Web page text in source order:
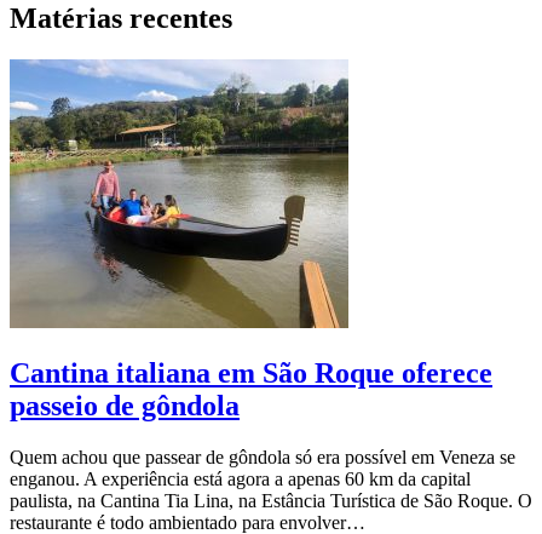
Matérias recentes
Cantina italiana em São Roque oferece
passeio de gôndola
Quem achou que passear de gôndola só era possível em Veneza se
enganou. A experiência está agora a apenas 60 km da capital
paulista, na Cantina Tia Lina, na Estância Turística de São Roque. O
restaurante é todo ambientado para envolver…